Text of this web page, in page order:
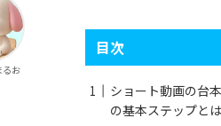
るお
目次
ショート動画の台
の基本ステップと